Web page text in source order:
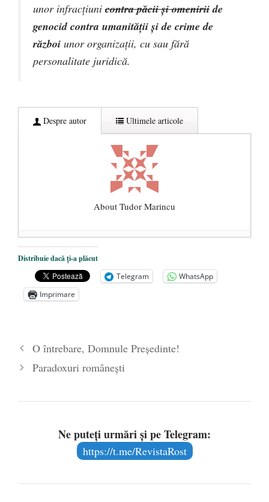
unor infracţiuni contra păcii şi omeniriide
genocid contra umanităţii şi de crime de
război unor organizaţii, cu sau fără
personalitate juridică.
Despre autor Ultimele articole
About Tudor Marincu
De ce propaganda LGBT nu-și are locul în
unitățile de învățământ
- 17 iunie 2020
Anarhia din SUA e opera stângii radicale
2 iunie 2020
mai 2020
Distribuie dacă ți-a plăcut
Telegram
WhatsApp
Imprimare
O întrebare, Domnule Preşedinte!
Paradoxuri româneşti
Ne puteți urmări și pe Telegram:
https://t.me/RevistaRost